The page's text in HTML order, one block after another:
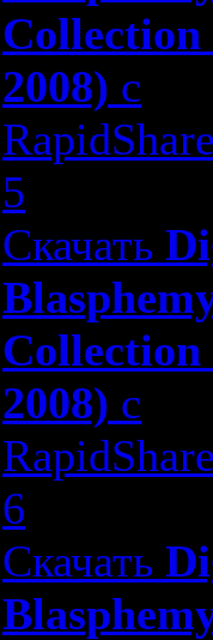
Collection
2008) с
5
Скачать
Collection
2008) с
6
Скачать